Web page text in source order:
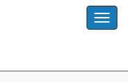
Toggle